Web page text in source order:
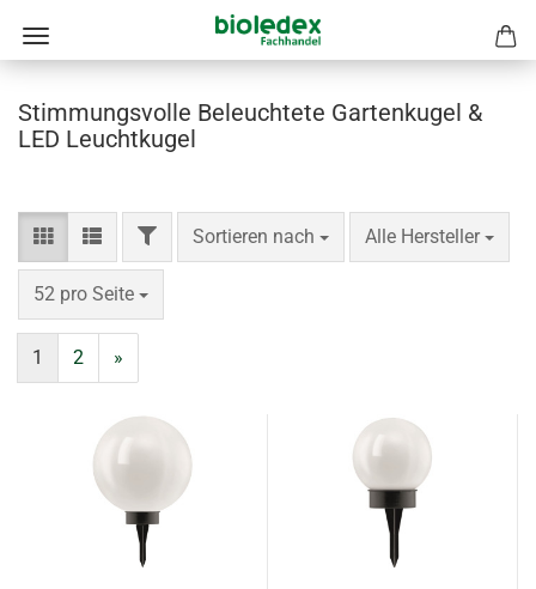
Stimmungsvolle Beleuchtete Gartenkugel &
LED Leuchtkugel
FILTERSortieren nach
Sortieren nach Alle Hersteller
pro Seite
52 pro Seite
pro Seite
1 2 »